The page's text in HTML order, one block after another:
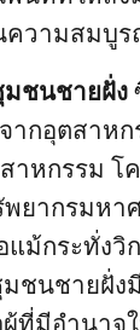
ความสมบู
มชนชายฝั่ง
ากอุตสาหก
าหกรรม โ
พยากรมหา
แม้กระทั่ง
ชนชายฝั่ง
ที่มีอำนาจ